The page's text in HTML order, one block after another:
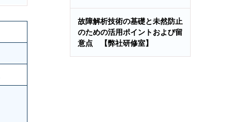
故障解析技術の基礎と未然防止
のための活用ポイントおよび留
意点 【弊社研修室】